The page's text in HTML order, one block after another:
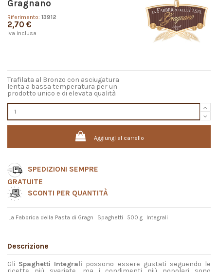
Gragnano
Riferimento: 13912
2,70 €
Iva inclusa
Trafilata al Bronzo con asciugatura
lenta a bassa temperatura per un
prodotto unico e di elevata qualità
Aggiungi al carrello
SPEDIZIONI SEMPRE
GRATUITE
SCONTI PER QUANTITÀ
La Fabbrica della Pasta di Gragn Spaghetti 500 g Integrali
Descrizione
Gli Spaghetti Integrali possono essere gustati seguendo le